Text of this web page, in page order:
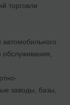
торговли
заводы, базы,